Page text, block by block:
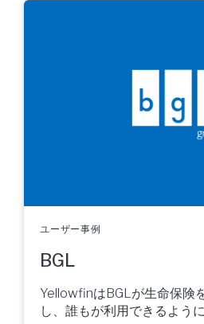
ユーザー事例
BGL
YellowfinはBGLが生命保険
し、誰もが利用できるよう